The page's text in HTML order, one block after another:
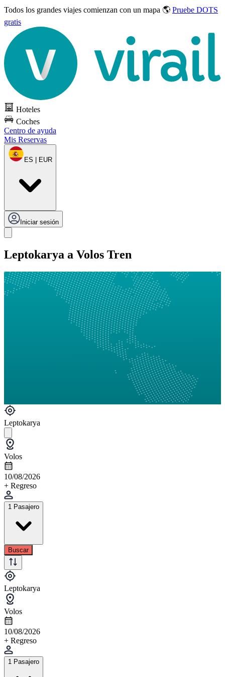
Todos los grandes viajes comienzan con un mapa 🌎 Pruebe DOTS
gratis
Hoteles
Coches
Centro de ayuda
Mis Reservas
ES | EUR
Iniciar sesión
Leptokarya a Volos Tren
Leptokarya
Volos
10/08/2026
+ Regreso
1 Pasajero
Buscar
Leptokarya
Volos
10/08/2026
+ Regreso
1 Pasajero